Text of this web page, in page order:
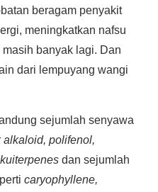
beragam penyakit
meningkatkan nafsu
banyak lagi. Dan
dari lempuyang wangi
sejumlah senyawa
alkaloid, polifenol,
dan sejumlah
caryophyllene,